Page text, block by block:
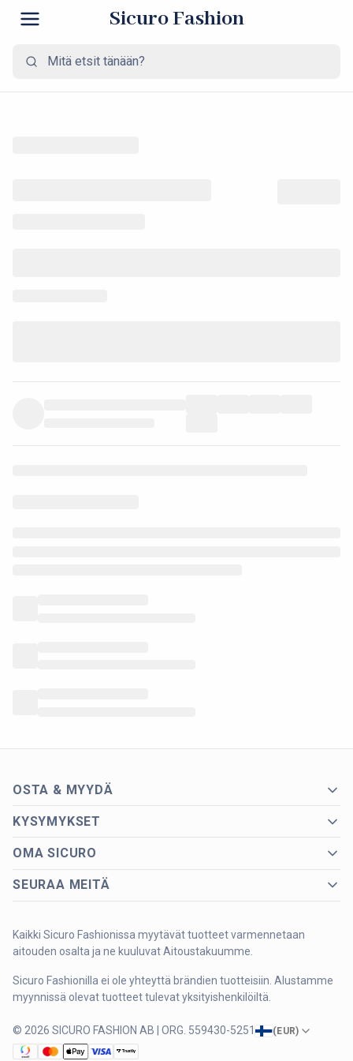
Sicuro Fashion
OSTA & MYYDÄ
KYSYMYKSET
OMA SICURO
SEURAA MEITÄ
Kaikki Sicuro Fashionissa myytävät tuotteet varmennetaan
aitouden osalta ja ne kuuluvat Aitoustakuumme.
Sicuro Fashionilla ei ole yhteyttä brändien tuotteisiin. Alustamme
myynnissä olevat tuotteet tulevat yksityishenkilöiltä.
© 2026 SICURO FASHION AB | ORG. 559430-5251 (EUR)